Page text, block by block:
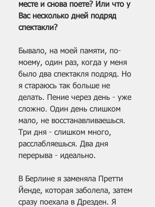
месте и снова поете? Или что у
Вас несколько дней подряд
спектакли?
Бывало, на моей памяти, по-
моему, один раз, когда у меня
было два спектакля подряд. Но
я стараюсь так больше не
делать. Пение через день - уже
сложно. Один день слишком
мало, не восстанавливаешься.
Три дня - слишком много,
расслабляешься. Два дня
перерыва - идеально.
В Берлине я заменяла Претти
Йенде, которая заболела, затем
сразу поехала в Дрезден. Я